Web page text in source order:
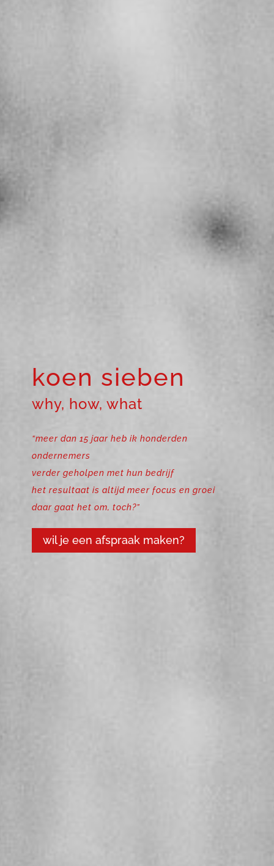
koen sieben
why, how, what
“meer dan 15 jaar heb ik honderden
ondernemers
verder geholpen met hun bedrijf
het resultaat is altijd meer focus en groei
daar gaat het om, toch?”
wil je een afspraak maken?